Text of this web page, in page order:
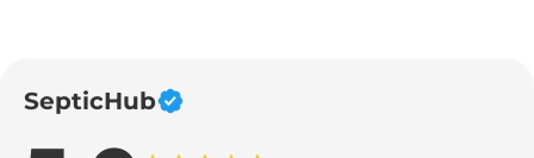
SepticHub